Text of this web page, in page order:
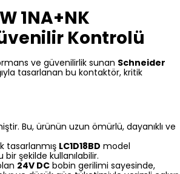
1NA+NK
Kontrolü
ve güvenilirlik sunan Schneider
tasarlanan bu kontaktör, kritik
Bu, ürünün uzun ömürlü, dayanıklı ve
tasarlanmış LC1D18BD model
şekilde kullanılabilir.
24V DC bobin gerilimi sayesinde,